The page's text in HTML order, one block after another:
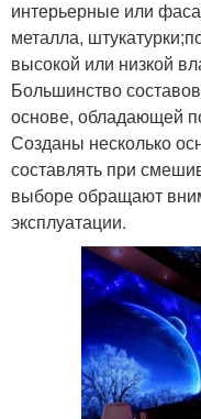
интерьерные или
металла,
высокой или низкой
Большинство
основе, обладающей
Созданы несколько
составлять при
выборе обращают
эксплуатации.